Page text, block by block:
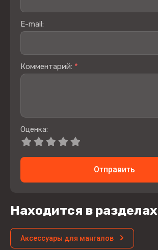
E-mail:
Комментарий: *
Оценка:
Отправить
Находится в разделах
Аксессуары для мангалов